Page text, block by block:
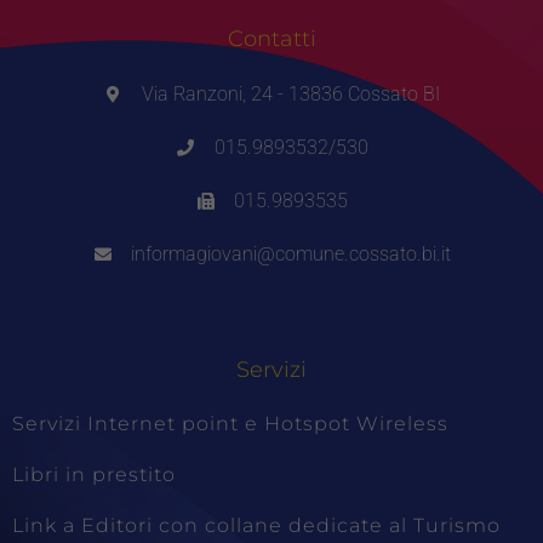
Contatti
Via Ranzoni, 24 - 13836 Cossato BI
015.9893532/530
015.9893535
informagiovani@comune.cossato.bi.it
Servizi
Servizi Internet point e Hotspot Wireless
Libri in prestito
Link a Editori con collane dedicate al Turismo